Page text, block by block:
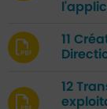
11
12